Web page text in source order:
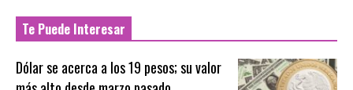
Te Puede Interesar
Dólar se acerca a los 19 pesos; su valor